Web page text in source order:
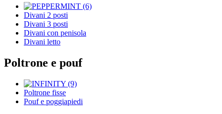
Divani 2 posti
Divani 3 posti
Divani con penisola
Divani letto
Poltrone e pouf
Poltrone fisse
Pouf e poggiapiedi